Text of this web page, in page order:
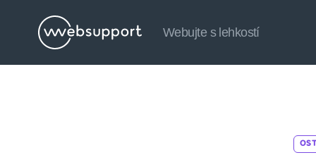
Websupport.cz
Webujte s lehkostí